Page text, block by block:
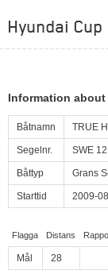
Hyundai
Information
Båtnamn TRUE
Segelnr. SWE 12
Båttyp Grans
Starttid 2009-
Flagga Distans
Mål 28